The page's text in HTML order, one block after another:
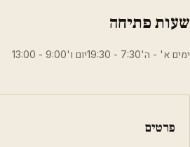
שעות פתיחה
ימים א' - ה'7:30 - 19:30יום ו'9:00 - 13:00
פרטים